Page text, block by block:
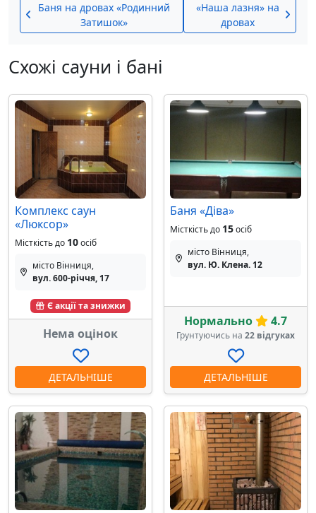
Баня на дровах «Родинний
Затишок»
«Наша лазня» на
дровах
Схожі сауни і бані
Комплекс саун
«Люксор»
Місткість до 10осіб
місто Вінниця,
вул. 600-річчя, 17
Є акції та знижки
Нема оцінок
ДЕТАЛЬНІШЕ
Баня «Дiва»
Місткість до 15осіб
місто Вінниця,
вул. Ю. Клена. 12
Нормально 4.7
Грунтуючись на 22 відгуках
ДЕТАЛЬНІШЕ